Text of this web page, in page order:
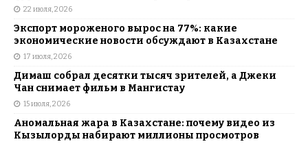
22 июля, 2026
Экспорт мороженого вырос на 77%: какие
экономические новости обсуждают в Казахстане
17 июля, 2026
Димаш собрал десятки тысяч зрителей, а Джеки
Чан снимает фильм в Мангистау
15 июля, 2026
Аномальная жара в Казахстане: почему видео из
Кызылорды набирают миллионы просмотров